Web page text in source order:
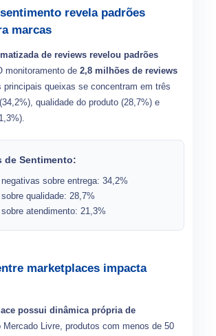
revela padrões
marcas
de reviews revelou padrões
monitoramento de 2,8 milhões de reviews
principais queixas se concentram em três
qualidade do produto (28,7%) e
de Sentimento:
sobre entrega: 34,2%
qualidade: 28,7%
atendimento: 21,3%
marketplaces impacta
possui dinâmica própria de
Mercado Livre, produtos com menos de 50